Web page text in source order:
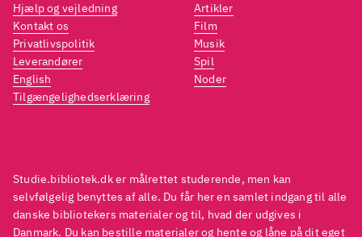
Studie.bibliotek.dk er målrettet studerende, men kan
selvfølgelig benyttes af alle. Du får her en samlet indgang til alle
danske bibliotekers materialer og til, hvad der udgives i
Danmark. Du kan bestille materialer og hente og låne på dit eget
Hjælp og vejledning
Kontakt os
Privatlivspolitik
Leverandører
English
Tilgængelighedserklæring
Artikler
Film
Musik
Spil
Noder